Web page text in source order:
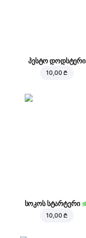
პესტო დოდსტერი
10,00 ₾
სოკოს სტარტერი
10,00 ₾